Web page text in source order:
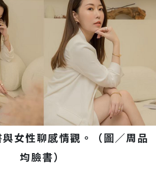
女性聊感情觀。（圖／周品
均臉書）